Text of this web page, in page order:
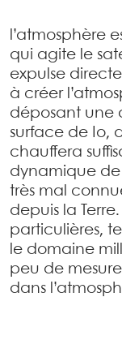
l’atmosphère
qui agite le
expulse
à créer
déposant une
surface de Io,
chauffera
dynamique de
très mal
depuis la
particulières,
le domaine
peu de
dans